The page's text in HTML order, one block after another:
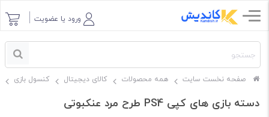
ورود یا عضویت
صفحه نخست سایت همه محصولات کالای دیجیتال کنسول بازی
دسته بازی های کپی PS4 طرح مرد عنکبوتی